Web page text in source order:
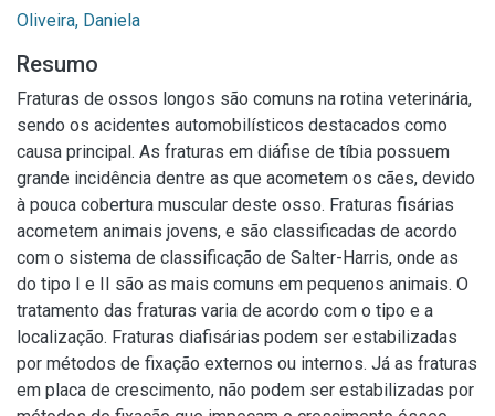
Oliveira, Daniela
Resumo
Fraturas de ossos longos são comuns na rotina veterinária,
sendo os acidentes automobilísticos destacados como
causa principal. As fraturas em diáfise de tíbia possuem
grande incidência dentre as que acometem os cães, devido
à pouca cobertura muscular deste osso. Fraturas fisárias
acometem animais jovens, e são classificadas de acordo
com o sistema de classificação de Salter-Harris, onde as
do tipo I e II são as mais comuns em pequenos animais. O
tratamento das fraturas varia de acordo com o tipo e a
localização. Fraturas diafisárias podem ser estabilizadas
por métodos de fixação externos ou internos. Já as fraturas
em placa de crescimento, não podem ser estabilizadas por